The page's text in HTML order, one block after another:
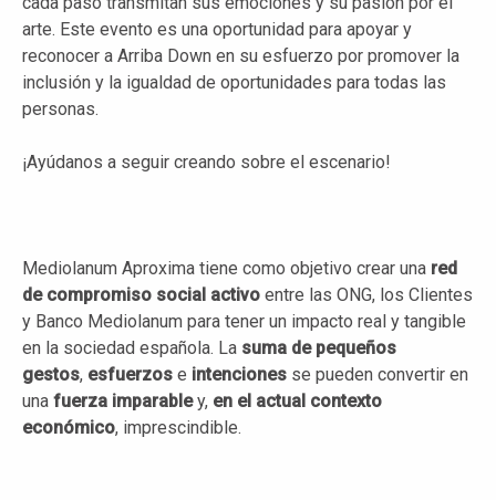
arte. Este evento es una oportunidad para apoyar y
reconocer a Arriba Down en su esfuerzo por promover la
inclusión y la igualdad de oportunidades para todas las
personas.
¡Ayúdanos a seguir creando sobre el escenario!
Mediolanum Aproxima tiene como objetivo crear una red
de compromiso social activo entre las ONG, los Clientes
y Banco Mediolanum para tener un impacto real y tangible
en la sociedad española. La suma de pequeños
gestos, esfuerzos e intenciones se pueden convertir en
una fuerza imparabley, en el actual contexto
económico, imprescindible.